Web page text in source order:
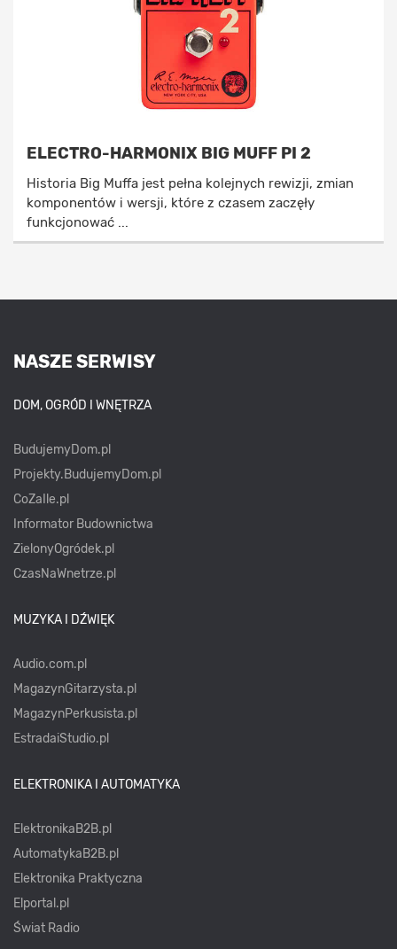
ELECTRO-HARMONIX BIG MUFF PI 2
Historia Big Muffa jest pełna kolejnych rewizji, zmian
komponentów i wersji, które z czasem zaczęły
funkcjonować ...
NASZE SERWISY
DOM, OGRÓD I WNĘTRZA
BudujemyDom.pl
Projekty.BudujemyDom.pl
CoZaIle.pl
Informator Budownictwa
ZielonyOgródek.pl
CzasNaWnetrze.pl
MUZYKA I DŹWIĘK
Audio.com.pl
MagazynGitarzysta.pl
MagazynPerkusista.pl
EstradaiStudio.pl
ELEKTRONIKA I AUTOMATYKA
ElektronikaB2B.pl
AutomatykaB2B.pl
Elektronika Praktyczna
Elportal.pl
Świat Radio